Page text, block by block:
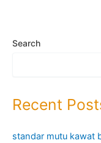
Search
Recent
standar mutu kawat